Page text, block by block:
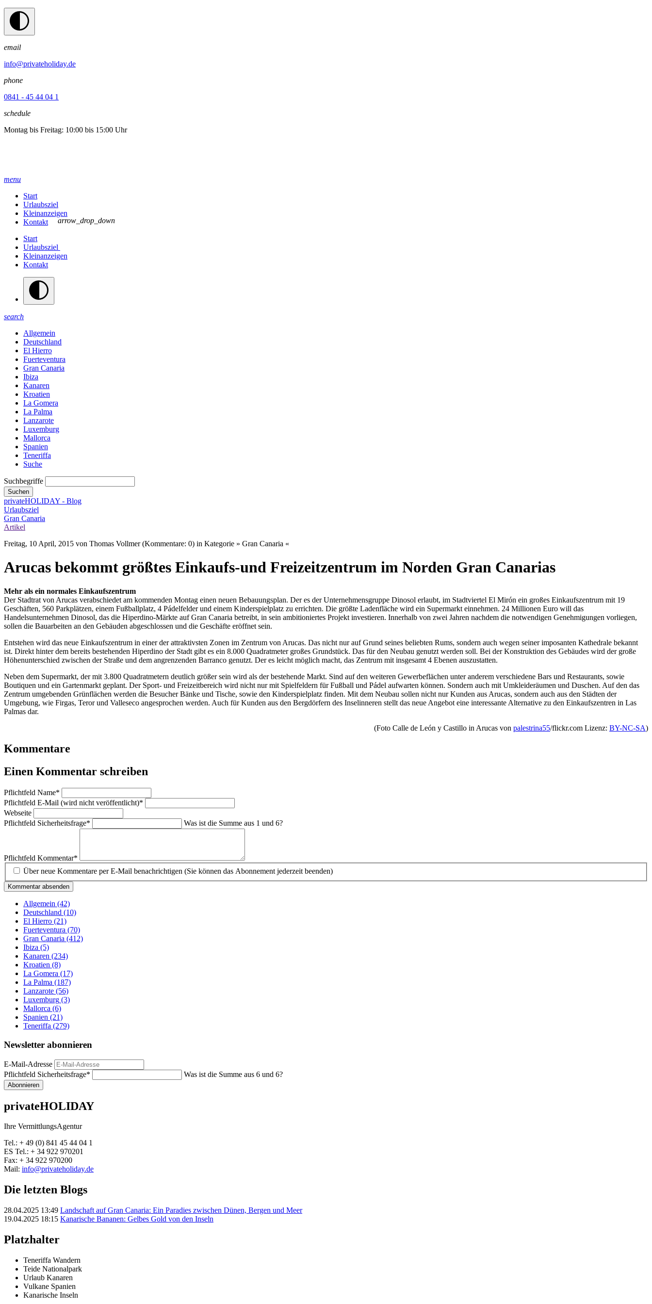
email
info@privateholiday.de
phone
0841 - 45 44 04 1
schedule
Montag bis Freitag: 10:00 bis 15:00 Uhr
menu
Start
Urlaubsziel
Kleinanzeigen
Kontakt
Start
Urlaubsziel
arrow_drop_down
Kleinanzeigen
Kontakt
search
Allgemein
Deutschland
El Hierro
Fuerteventura
Gran Canaria
Ibiza
Kanaren
Kroatien
La Gomera
La Palma
Lanzarote
Luxemburg
Mallorca
Spanien
Teneriffa
Suche
Suchbegriffe
Suchen
privateHOLIDAY - Blog
Urlaubsziel
Gran Canaria
Artikel
Freitag, 10 April, 2015 von Thomas Vollmer (Kommentare: 0) in Kategorie » Gran Canaria «
Arucas bekommt größtes Einkaufs-und Freizeitzentrum im Norden Gran Canarias
Mehr als ein normales Einkaufszentrum
Der Stadtrat von Arucas verabschiedet am kommenden Montag einen neuen Bebauungsplan. Der es der Unternehmensgruppe Dinosol erlaubt, im Stadtviertel El Mirón ein großes Einkaufszentrum mit 19
Geschäften, 560 Parkplätzen, einem Fußballplatz, 4 Pádelfelder und einem Kinderspielplatz zu errichten. Die größte Ladenfläche wird ein Supermarkt einnehmen. 24 Millionen Euro will das
Handelsunternehmen Dinosol, das die Hiperdino-Märkte auf Gran Canaria betreibt, in sein ambitioniertes Projekt investieren. Innerhalb von zwei Jahren nachdem die notwendigen Genehmigungen vorliegen,
sollen die Bauarbeiten an den Gebäuden abgeschlossen und die Geschäfte eröffnet sein.
Entstehen wird das neue Einkaufszentrum in einer der attraktivsten Zonen im Zentrum von Arucas. Das nicht nur auf Grund seines beliebten Rums, sondern auch wegen seiner imposanten Kathedrale bekannt
ist. Direkt hinter dem bereits bestehenden Hiperdino der Stadt gibt es ein 8.000 Quadratmeter großes Grundstück. Das für den Neubau genutzt werden soll. Bei der Konstruktion des Gebäudes wird der große
Höhenunterschied zwischen der Straße und dem angrenzenden Barranco genutzt. Der es leicht möglich macht, das Zentrum mit insgesamt 4 Ebenen auszustatten.
Neben dem Supermarkt, der mit 3.800 Quadratmetern deutlich größer sein wird als der bestehende Markt. Sind auf den weiteren Gewerbeflächen unter anderem verschiedene Bars und Restaurants, sowie
Boutiquen und ein Gartenmarkt geplant. Der Sport- und Freizeitbereich wird nicht nur mit Spielfeldern für Fußball und Pádel aufwarten können. Sondern auch mit Umkleideräumen und Duschen. Auf den das
Zentrum umgebenden Grünflächen werden die Besucher Bänke und Tische, sowie den Kinderspielplatz finden. Mit dem Neubau sollen nicht nur Kunden aus Arucas, sondern auch aus den Städten der
Umgebung, wie Firgas, Teror und Valleseco angesprochen werden. Auch für Kunden aus den Bergdörfern des Inselinneren stellt das neue Angebot eine interessante Alternative zu den Einkaufszentren in Las
Palmas dar.
(Foto Calle de León y Castillo in Arucas von palestrina55/flickr.com Lizenz: BY-NC-SA)
Kommentare
Einen Kommentar schreiben
Pflichtfeld Name*
Pflichtfeld E-Mail (wird nicht veröffentlicht)*
Webseite
Pflichtfeld Sicherheitsfrage* Was ist die Summe aus 1 und 6?
Pflichtfeld Kommentar*
Über neue Kommentare per E-Mail benachrichtigen (Sie können das Abonnement jederzeit beenden)
Kommentar absenden
Allgemein (42)
Deutschland (10)
El Hierro (21)
Fuerteventura (70)
Gran Canaria (412)
Ibiza (5)
Kanaren (234)
Kroatien (8)
La Gomera (17)
La Palma (187)
Lanzarote (56)
Luxemburg (3)
Mallorca (6)
Spanien (21)
Teneriffa (279)
Newsletter abonnieren
E-Mail-Adresse
Pflichtfeld Sicherheitsfrage* Was ist die Summe aus 6 und 6?
Abonnieren
privateHOLIDAY
Ihre VermittlungsAgentur
Tel.: + 49 (0) 841 45 44 04 1
ES Tel.: + 34 922 970201
Fax: + 34 922 970200
Mail: info@privateholiday.de
Die letzten Blogs
28.04.2025 13:49 Landschaft auf Gran Canaria: Ein Paradies zwischen Dünen, Bergen und Meer
19.04.2025 18:15 Kanarische Bananen: Gelbes Gold von den Inseln
Platzhalter
Teneriffa Wandern
Teide Nationalpark
Urlaub Kanaren
Vulkane Spanien
Kanarische Inseln